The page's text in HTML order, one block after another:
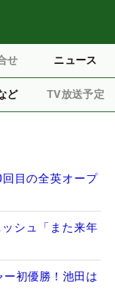
せ ニュース
ど TV放送予定
目の全英オープ
シュ「また来年
ー初優勝！池田は